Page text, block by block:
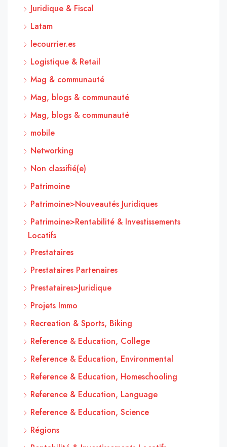
Juridique & Fiscal
Latam
lecourrier.es
Logistique & Retail
Mag & communauté
Mag, blogs & communauté
Mag, blogs & communauté
mobile
Networking
Non classifié(e)
Patrimoine
Patrimoine>Nouveautés Juridiques
Patrimoine>Rentabilité & Investissements
Locatifs
Prestataires
Prestataires Partenaires
Prestataires>Juridique
Projets Immo
Recreation & Sports, Biking
Reference & Education, College
Reference & Education, Environmental
Reference & Education, Homeschooling
Reference & Education, Language
Reference & Education, Science
Régions